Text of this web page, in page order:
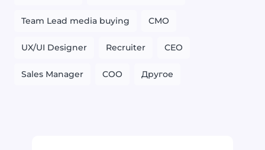
Team Lead media buying CMO
UX/UI Designer Recruiter CEO
Sales Manager COO Другое